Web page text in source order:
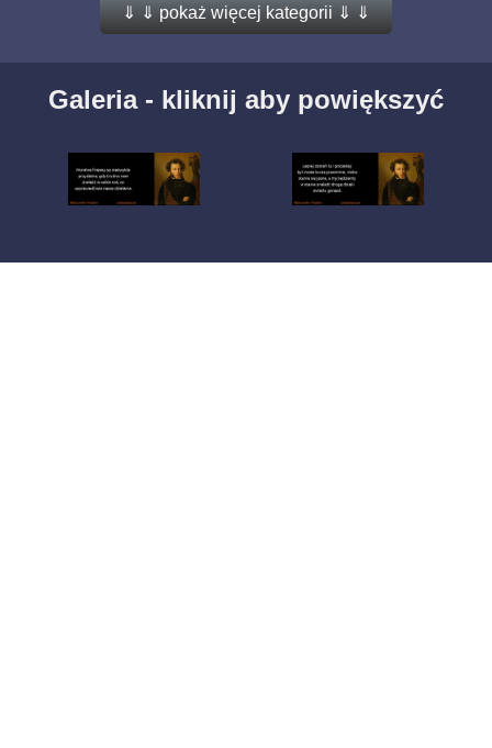
⇓ ⇓ pokaż więcej kategorii ⇓ ⇓
Galeria - kliknij aby powiększyć